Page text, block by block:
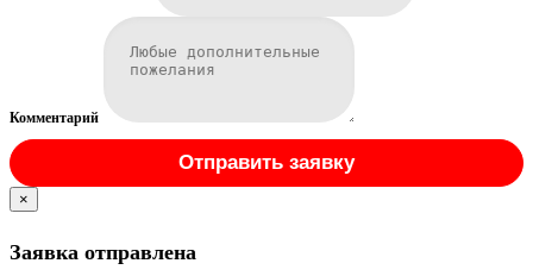
Комментарий
Отправить заявку
×
Заявка отправлена